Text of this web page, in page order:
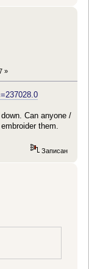
»
Can anyone /
them.
Записан